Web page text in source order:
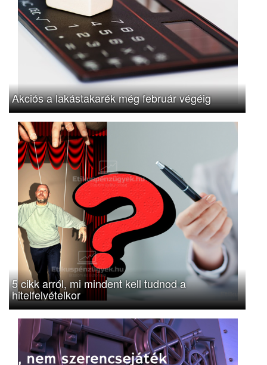
Akciós a lakástakarék még február végéig
5 cikk arról, mi mindent kell tudnod a
hitelfelvételkor